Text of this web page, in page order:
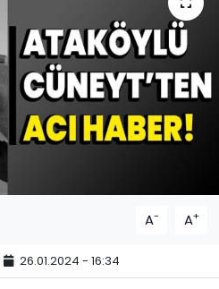
A- A+
26.01.2024 - 16:34